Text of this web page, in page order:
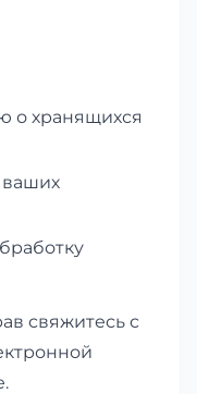
о хранящихся
ваших
свяжитесь с